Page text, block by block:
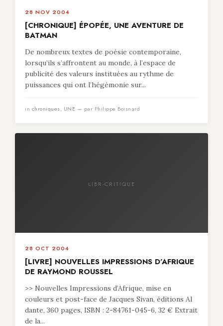
28 NOV 2004
[CHRONIQUE] ÉPOPÉE, UNE AVENTURE DE
BATMAN
De nombreux textes de poésie contemporaine,
lorsqu’ils s’affrontent au monde, à l’espace de
publicité des valeurs instituées au rythme de
puissances qui ont l’hégémonie sur...
in chroniques, UNE — par Philippe Boisnard
LIBR-CRITIQUE
28 OCT 2004
[LIVRE] NOUVELLES IMPRESSIONS D’AFRIQUE
DE RAYMOND ROUSSEL
>> Nouvelles Impressions d’Afrique, mise en
couleurs et post-face de Jacques Sivan, éditions Al
dante, 360 pages, ISBN : 2-84761-045-6, 32 € Extrait
de la...